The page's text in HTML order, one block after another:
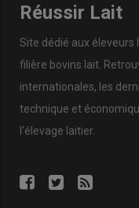
Réussir Lait
Site dédié aux
filière bovins lait.
internationales, les
technique et
l'élevage laitier.